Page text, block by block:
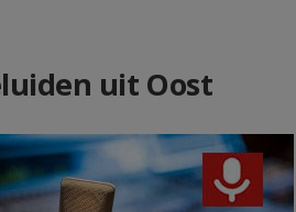
uit Oost